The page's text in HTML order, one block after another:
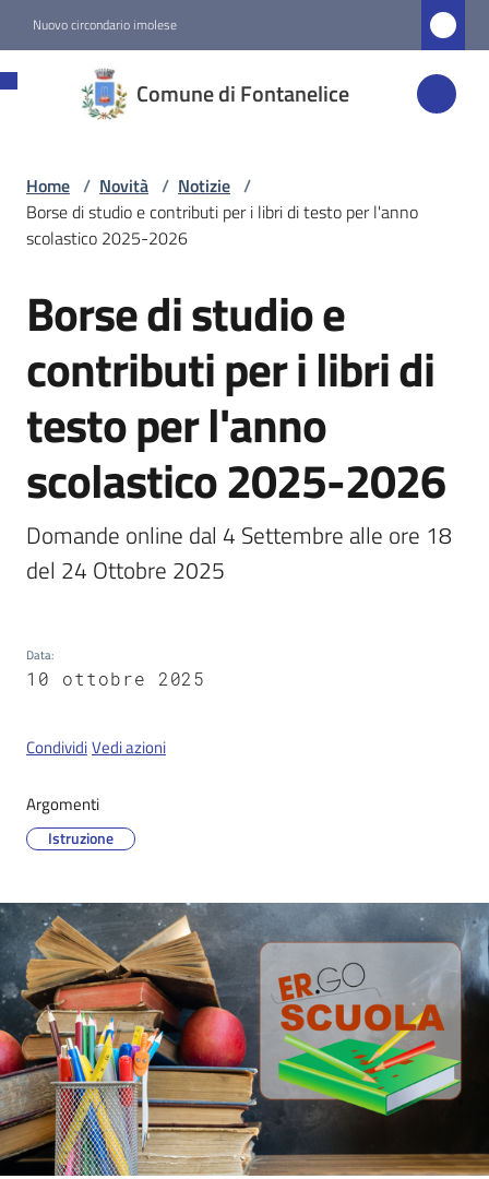
Nuovo circondario imolese
Comune di Fontanelice
Fontanelice
Amministrazione
Vivere
Fontanelice
Servizi
Tutti
Seguici
su
Home / Novità / Notizie /
Borse di studio e contributi per i libri di testo per l'anno
scolastico 2025-2026
Salta al contenuto
Borse di studio e
contributi per i libri di
testo per l'anno
scolastico 2025-2026
Domande online dal 4 Settembre alle ore 18
del 24 Ottobre 2025
Data:
10 ottobre 2025
CondividiVedi azioni
Argomenti
Istruzione